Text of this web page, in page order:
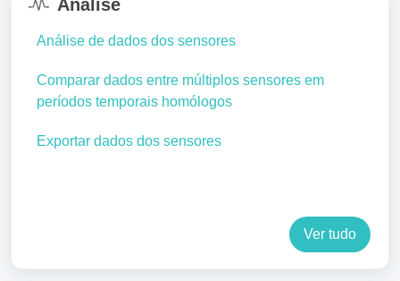
Análise
Análise de dados dos sensores
Comparar dados entre múltiplos sensores em
períodos temporais homólogos
Exportar dados dos sensores
Ver tudo